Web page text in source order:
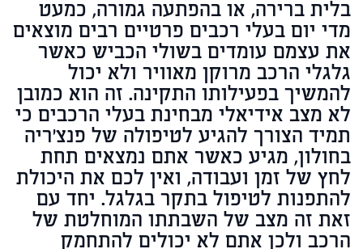
בלית ברירה, או בהפתעה גמורה, כמעט
מדי יום בעלי רכבים פרטיים רבים מוצאים
את עצמם עומדים בשולי הכביש כאשר
גלגלי הרכב מרוקן מאוויר ולא יכול
להמשיך בפעילותו התקינה. זה הוא כמובן
לא מצב אידיאלי מבחינת בעלי הרכבים כי
תמיד הצורך להגיע לטיפולה של פנצ'ריה
בחולון, מגיע כאשר אתם נמצאים תחת
לחץ של זמן ועבודה, ואין לכם את היכולת
להתפנות לטיפול בתקר בגלגל. יחד עם
זאת זה מצב של השבתתו המוחלטת של
הרכב ולכן אתם לא יכולים להתחמק